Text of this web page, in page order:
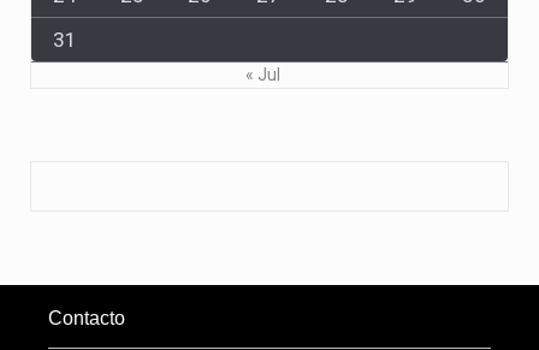
31
« Jul
Contacto